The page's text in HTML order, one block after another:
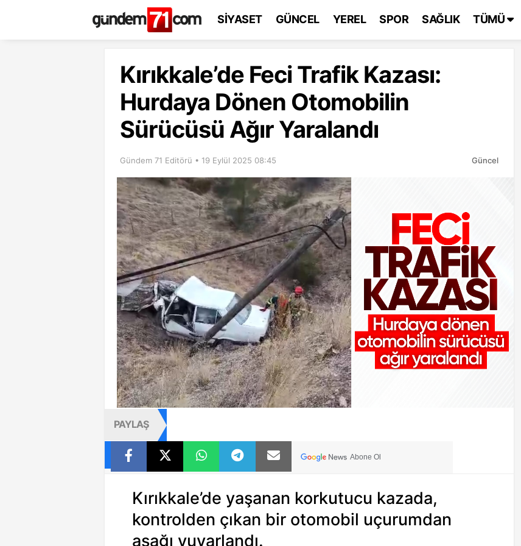
SİYASET GÜNCEL YEREL SPOR SAĞLIK TÜMÜ
Kırıkkale’de Feci Trafik Kazası:
Hurdaya Dönen Otomobilin
Sürücüsü Ağır Yaralandı
Gündem 71 Editörü • 19 Eylül 2025 08:45 Güncel
PAYLAŞ
Abone Ol
Kırıkkale’de yaşanan korkutucu kazada,
kontrolden çıkan bir otomobil uçurumdan
aşağı yuvarlandı.